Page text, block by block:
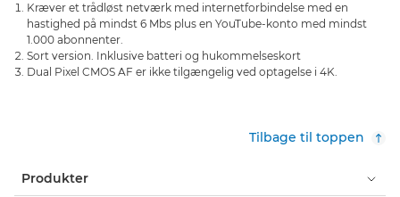
Kræver et trådløst netværk med internetforbindelse med en
hastighed på mindst 6 Mbs plus en YouTube-konto med mindst
1.000 abonnenter.
Sort version. Inklusive batteri og hukommelseskort
Dual Pixel CMOS AF er ikke tilgængelig ved optagelse i 4K.
Tilbage til toppen
Produkter